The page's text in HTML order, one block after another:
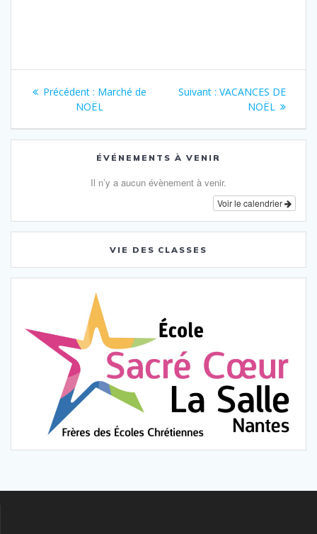
Navigation
l’article
Précédent : Article
précédent
Marché de
NOËL
Suivant : Article
suivant
VACANCES DE
NOËL
ÉVÉNEMENTS À VENIR
Il n’y a aucun évènement à venir.
Voir le calendrier
VIE DES CLASSES